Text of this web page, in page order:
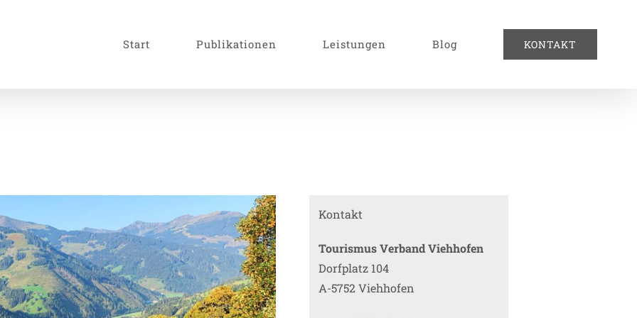
Start Publikationen Leistungen Blog KONTAKT
Kontakt
Tourismus Verband Viehhofen
Dorfplatz 104
A-5752 Viehhofen